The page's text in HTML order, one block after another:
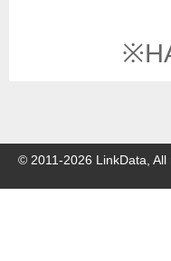
© 2011-2026 LinkData, All